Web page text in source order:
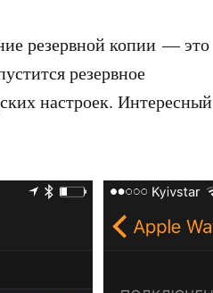
резервной копии — это
резервное
настроек. Интересный